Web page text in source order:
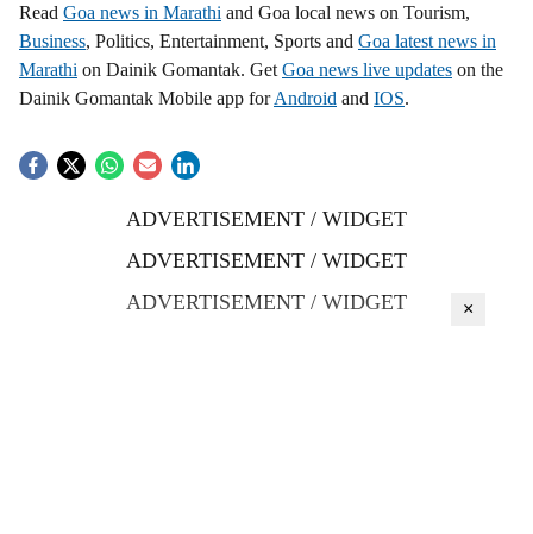
Read Goa news in Marathi and Goa local news on Tourism,
Business, Politics, Entertainment, Sports and Goa latest news in
Marathi on Dainik Gomantak. Get Goa news live updates on the
Dainik Gomantak Mobile app forAndroid and IOS.
ADVERTISEMENT / WIDGET
ADVERTISEMENT / WIDGET
ADVERTISEMENT / WIDGET
×